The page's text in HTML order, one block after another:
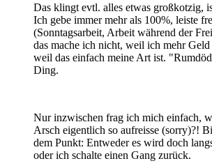
Das klingt evtl. alles etwas großkotzig,
Ich gebe immer mehr als 100%, leiste
(Sonntagsarbeit, Arbeit während der
das mache ich nicht, weil ich mehr
weil das einfach meine Art ist.
Ding.
Nur inzwischen frag ich mich einfach,
Arsch eigentlich so aufreisse (sorry)?!
dem Punkt: Entweder es wird doch
oder ich schalte einen Gang zurück.